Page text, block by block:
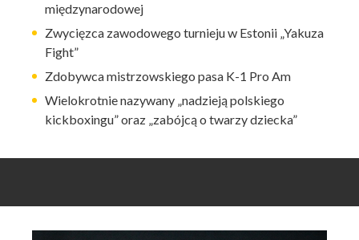
międzynarodowej
Zwycięzca zawodowego turnieju w Estonii „Yakuza
Fight”
Zdobywca mistrzowskiego pasa K-1 Pro Am
Wielokrotnie nazywany „nadzieją polskiego
kickboxingu” oraz „zabójcą o twarzy dziecka”